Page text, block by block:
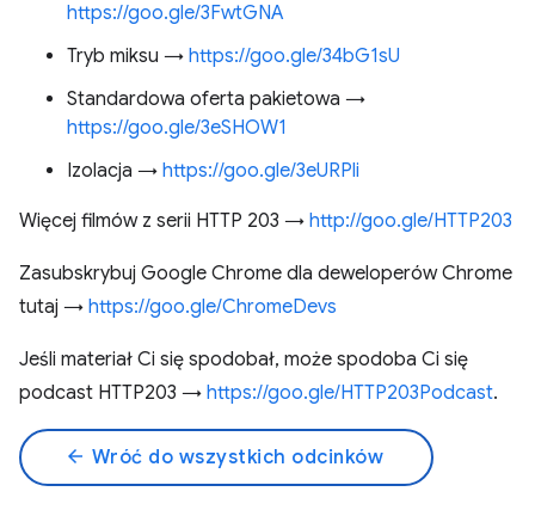
https://goo.gle/3FwtGNA
Tryb miksu → https://goo.gle/34bG1sU
Standardowa oferta pakietowa →
https://goo.gle/3eSHOW1
Izolacja → https://goo.gle/3eURPli
Więcej filmów z serii HTTP 203 → http://goo.gle/HTTP203
Zasubskrybuj Google Chrome dla deweloperów Chrome
tutaj → https://goo.gle/ChromeDevs
Jeśli materiał Ci się spodobał, może spodoba Ci się
podcast HTTP203 → https://goo.gle/HTTP203Podcast.
arrow_back Wróć do wszystkich odcinków